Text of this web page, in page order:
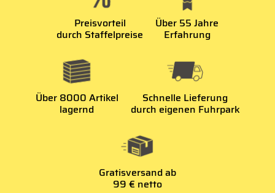
Preisvorteil
durch Staffelpreise
Über 55 Jahre
Erfahrung
Über 8000 Artikel
lagernd
Schnelle Lieferung
durch eigenen Fuhrpark
Gratisversand ab
99 € netto